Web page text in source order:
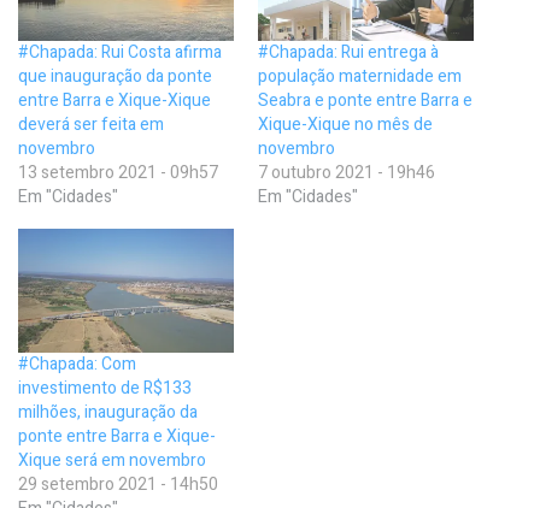
#Chapada: Rui Costa afirma
que inauguração da ponte
entre Barra e Xique-Xique
deverá ser feita em
novembro
13 setembro 2021 - 09h57
Em "Cidades"
#Chapada: Rui entrega à
população maternidade em
Seabra e ponte entre Barra e
Xique-Xique no mês de
novembro
7 outubro 2021 - 19h46
Em "Cidades"
#Chapada: Com
investimento de R$133
milhões, inauguração da
ponte entre Barra e Xique-
Xique será em novembro
29 setembro 2021 - 14h50